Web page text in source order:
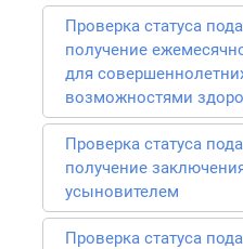
Проверка статуса
получение
для
возможностями
Проверка статуса
получение
усыновителем
Проверка статуса